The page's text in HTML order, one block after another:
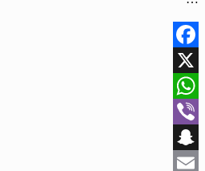
Facebook
X
WhatsApp
Viber
Snapchat